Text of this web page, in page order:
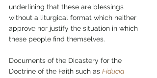
underlining that these are blessings
without a liturgical format which neither
approve nor justify the situation in which
these people find themselves.
Documents of the Dicastery for the
Doctrine of the Faith such as Fiducia